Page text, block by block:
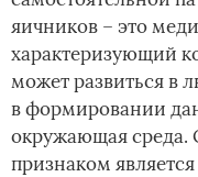
яичников – это
характеризующий
может развиться в
в формировании
окружающая
признаком